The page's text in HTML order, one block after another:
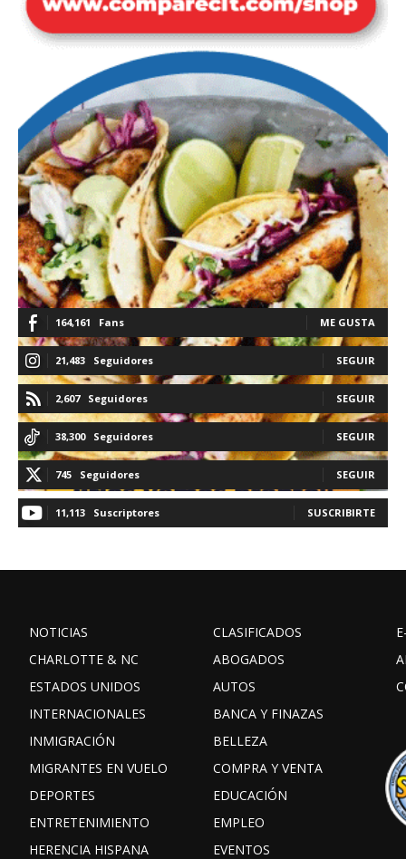
164,161 Fans ME GUSTA
21,483 Seguidores SEGUIR
2,607 Seguidores SEGUIR
38,300 Seguidores SEGUIR
745 Seguidores SEGUIR
11,113 Suscriptores SUSCRIBIRTE
NOTICIAS
CHARLOTTE & NC
ESTADOS UNIDOS
INTERNACIONALES
INMIGRACIÓN
MIGRANTES EN VUELO
DEPORTES
ENTRETENIMIENTO
HERENCIA HISPANA
CLASIFICADOS
ABOGADOS
AUTOS
BANCA Y FINAZAS
BELLEZA
COMPRA Y VENTA
EDUCACIÓN
EMPLEO
EVENTOS